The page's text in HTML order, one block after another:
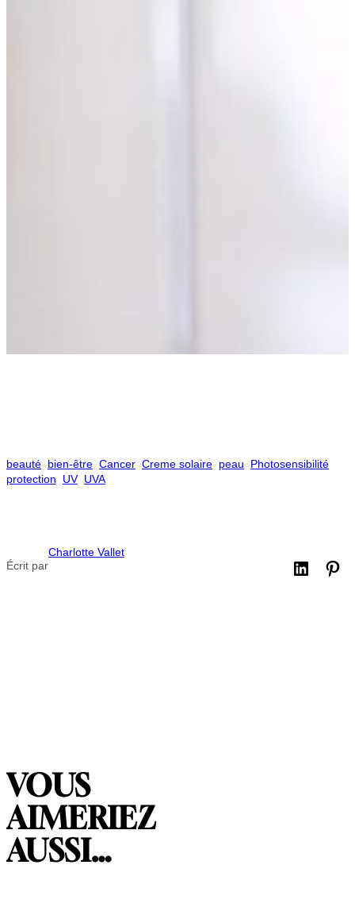
beauté bien-être Cancer Creme solaire peau
Photosensibilité
protection
UV UVA
Écrit par
Charlotte Vallet
VOUS
AIMERIEZ
AUSSI…